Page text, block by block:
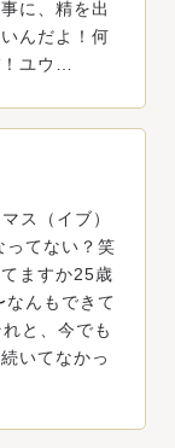
に、精を出
んだよ！何
ユウ…
ス（イブ）
ってない？笑
ますか25歳
なんもできて
と、今でも
いてなかっ